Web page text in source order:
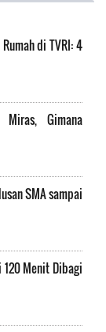
di TVRI: 4
Gimana
SMA sampai
120 Menit Dibagi